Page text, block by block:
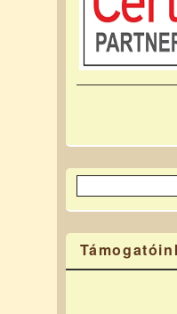
Keresés